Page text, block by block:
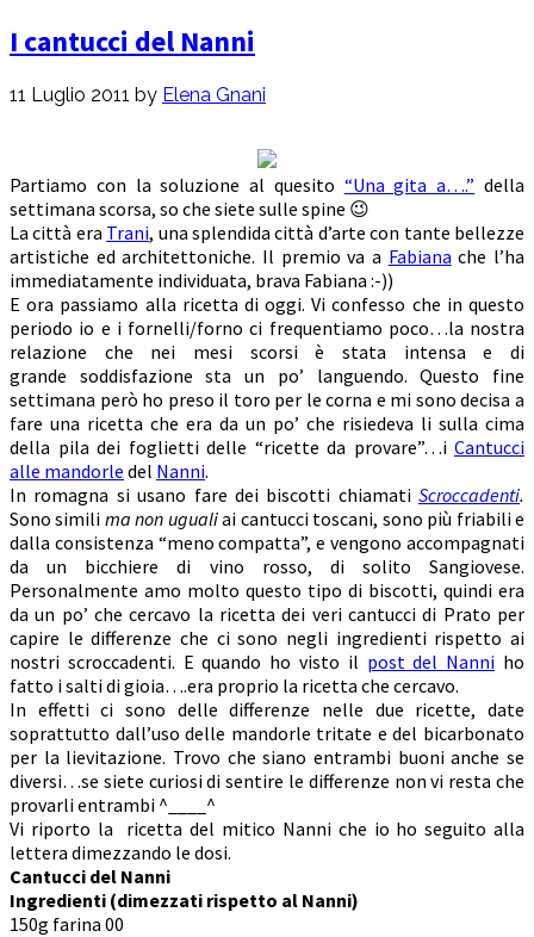
I cantucci del Nanni
11 Luglio 2011 by Elena Gnani
Partiamo con la soluzione al quesito “Una gita a….” della
settimana scorsa, so che siete sulle spine 😉
La città era Trani, una splendida città d’arte con tante bellezze
artistiche ed architettoniche. Il premio va a Fabiana che l’ha
immediatamente individuata, brava Fabiana :-))
E ora passiamo alla ricetta di oggi. Vi confesso che in questo
periodo io e i fornelli/forno ci frequentiamo poco…la nostra
relazione che nei mesi scorsi è stata intensa e di
grande soddisfazione sta un po’ languendo. Questo fine
settimana però ho preso il toro per le corna e mi sono decisa a
fare una ricetta che era da un po’ che risiedeva li sulla cima
della pila dei foglietti delle “ricette da provare”…i Cantucci
alle mandorle del Nanni.
In romagna si usano fare dei biscotti chiamati Scroccadenti.
Sono simili ma non ugualiai cantucci toscani, sono più friabili e
dalla consistenza “meno compatta”, e vengono accompagnati
da un bicchiere di vino rosso, di solito Sangiovese.
Personalmente amo molto questo tipo di biscotti, quindi era
da un po’ che cercavo la ricetta dei veri cantucci di Prato per
capire le differenze che ci sono negli ingredienti rispetto ai
nostri scroccadenti. E quando ho visto il post del Nanni ho
fatto i salti di gioia….era proprio la ricetta che cercavo.
In effetti ci sono delle differenze nelle due ricette, date
soprattutto dall’uso delle mandorle tritate e del bicarbonato
per la lievitazione. Trovo che siano entrambi buoni anche se
diversi…se siete curiosi di sentire le differenze non vi resta che
provarli entrambi ^____^
Vi riporto la ricetta del mitico Nanni che io ho seguito alla
lettera dimezzando le dosi.
Cantucci del Nanni
Ingredienti (dimezzati rispetto al Nanni)
150g farina 00